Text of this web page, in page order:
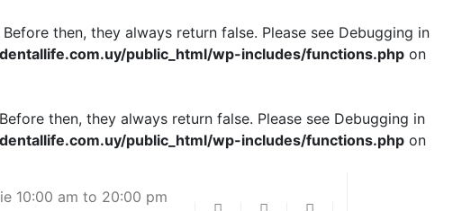
then, they always return false. Please see Debugging in
public_html/wp-includes/functions.php on
then, they always return false. Please see Debugging in
public_html/wp-includes/functions.php on
10:00 am to 20:00 pm